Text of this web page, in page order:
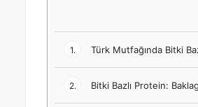
1. Türk Mutfağında Bitki
2. Bitki Bazlı Protein: